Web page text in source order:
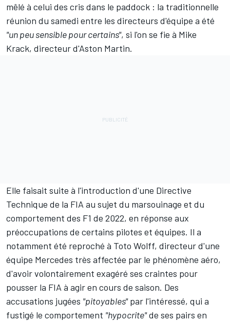
mêlé à celui des cris dans le paddock : la traditionnelle
réunion du samedi entre les directeurs d'équipe a été
"un peu sensible pour certains", si l'on se fie à Mike
Krack, directeur d'Aston Martin.
Elle faisait suite à l'introduction d'une Directive
Technique de la FIA au sujet du marsouinage et du
comportement des F1 de 2022, en réponse aux
préoccupations de certains pilotes et équipes. Il a
notamment été reproché à Toto Wolff, directeur d'une
équipe Mercedes très affectée par le phénomène aéro,
d'avoir volontairement exagéré ses craintes pour
pousser la FIA à agir en cours de saison. Des
accusations jugées "pitoyables"par l'intéressé, qui a
fustigé le comportement "hypocrite"de ses pairs en